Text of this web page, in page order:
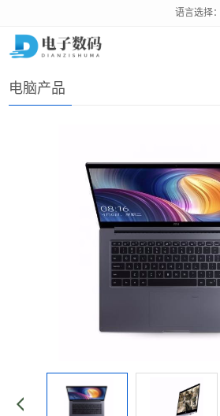
语言选择：
首页>产品展示
电脑产品